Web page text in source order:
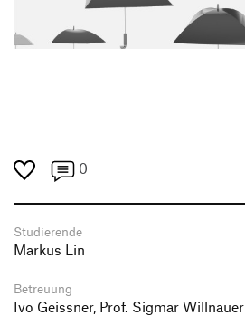
Transfer und Kooperation
Produktgestaltung B.A.
Strategische Gestaltung M.A.
0
Studierende
Markus Lin
Betreuung
Ivo Geissner, Prof. Sigmar Willnauer